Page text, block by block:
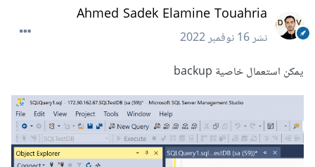
Ahmed Sadek Elamine Touahria
نشر16 نوفمبر 2022
يمكن استعمال خاصية backup